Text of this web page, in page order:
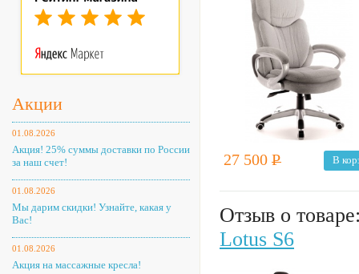
Акции
01.08.2026
Акция! 25% суммы доставки по России
за наш счет!
01.08.2026
Мы дарим скидки! Узнайте, какая у
Вас!
01.08.2026
Акция на массажные кресла!
27 500 Р В
Отзыв о
Lotus S6